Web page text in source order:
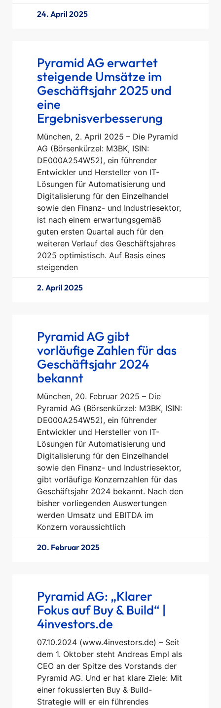
24. April 2025
Pyramid AG erwartet
steigende Umsätze im
Geschäftsjahr 2025 und
eine
Ergebnisverbesserung
München, 2. April 2025 – Die Pyramid
AG (Börsenkürzel: M3BK, ISIN:
DE000A254W52), ein führender
Entwickler und Hersteller von IT-
Lösungen für Automatisierung und
Digitalisierung für den Einzelhandel
sowie den Finanz- und Industriesektor,
ist nach einem erwartungsgemäß
guten ersten Quartal auch für den
weiteren Verlauf des Geschäftsjahres
2025 optimistisch. Auf Basis eines
steigenden
2. April 2025
Pyramid AG gibt
vorläufige Zahlen für das
Geschäftsjahr 2024
bekannt
München, 20. Februar 2025 – Die
Pyramid AG (Börsenkürzel: M3BK, ISIN:
DE000A254W52), ein führender
Entwickler und Hersteller von IT-
Lösungen für Automatisierung und
Digitalisierung für den Einzelhandel
sowie den Finanz- und Industriesektor,
gibt vorläufige Konzernzahlen für das
Geschäftsjahr 2024 bekannt. Nach den
bisher vorliegenden Auswertungen
werden Umsatz und EBITDA im
Konzern voraussichtlich
20. Februar 2025
Pyramid AG: „Klarer
Fokus auf Buy & Build“ |
4investors.de
07.10.2024 (www.4investors.de) – Seit
dem 1. Oktober steht Andreas Empl als
CEO an der Spitze des Vorstands der
Pyramid AG. Und er hat klare Ziele: Mit
einer fokussierten Buy & Build-
Strategie will er ein führendes